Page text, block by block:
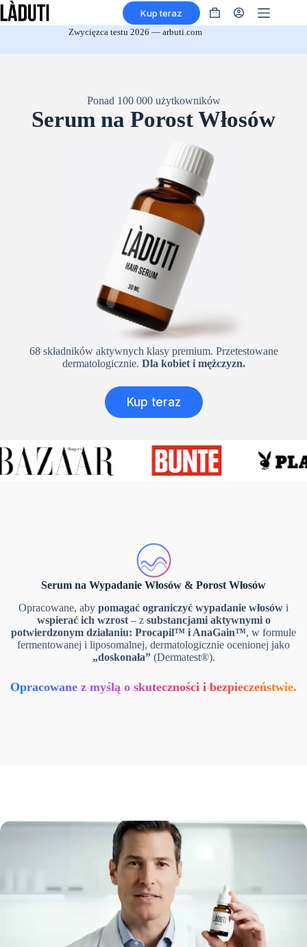
Przejdź
do
Kup teraz
Koszyk
Zwycięzca testu 2026 — arbuti.com
Ponad 100 000 użytkowników
Serum na Porost Włosów
68 składników aktywnych klasy premium. Przetestowane
dermatologicznie. Dla kobiet i mężczyzn.
Kup teraz
Serum na Wypadanie Włosów & Porost Włosów
Opracowane, aby pomagać ograniczyć wypadanie włosów i
wspierać ich wzrost– z substancjami aktywnymi o
potwierdzonym działaniu: Procapil™ i AnaGain™, w formule
fermentowanej i liposomalnej, dermatologicznie ocenionej jako
„doskonała”(Dermatest®).
Opracowane z myślą o skuteczności i bezpieczeństwie.